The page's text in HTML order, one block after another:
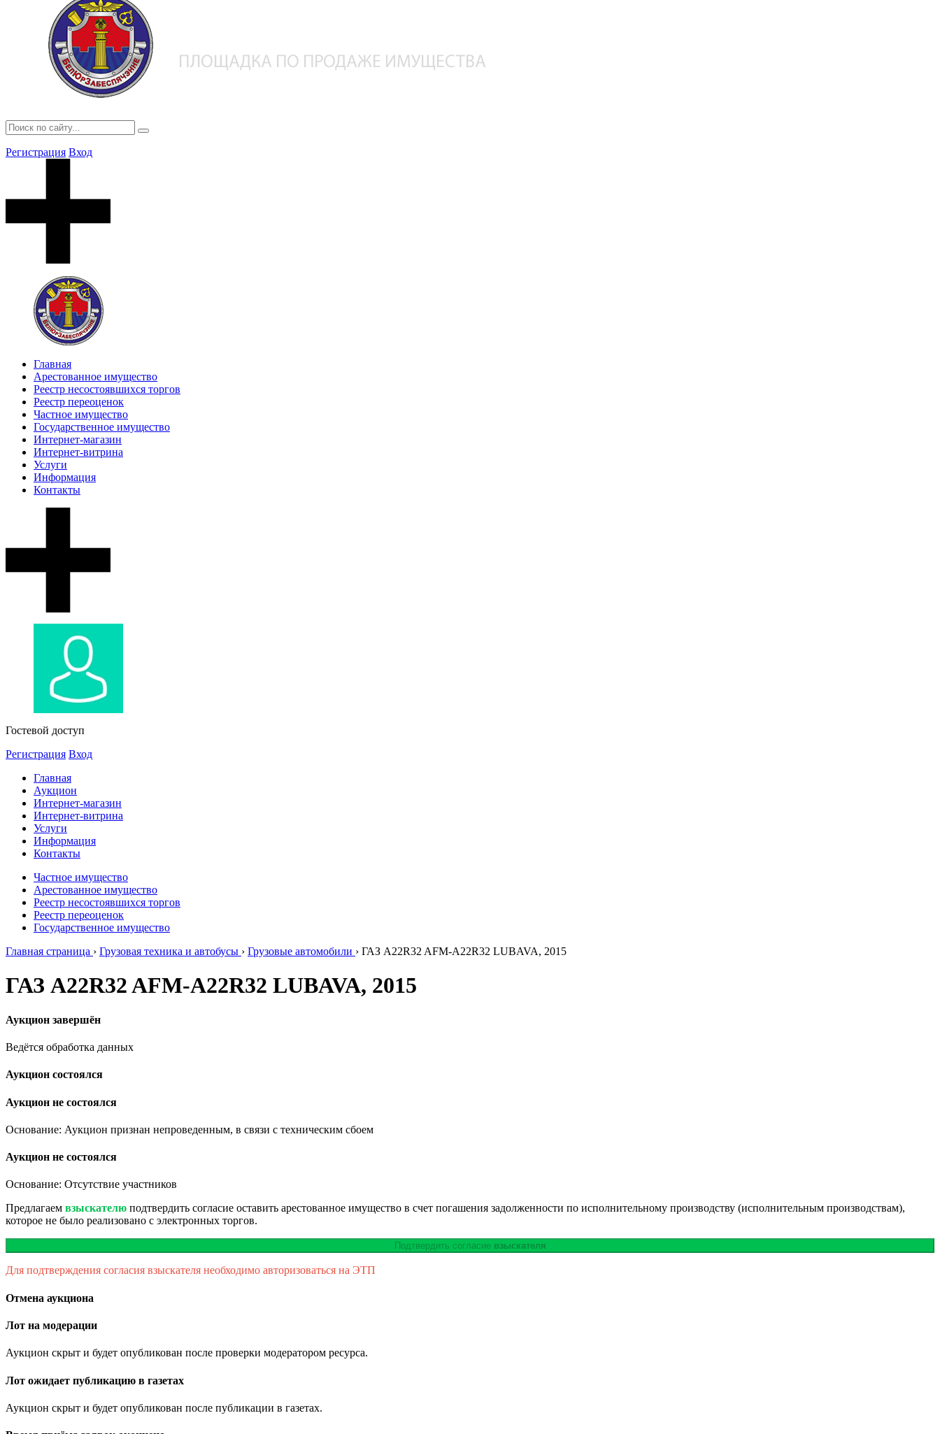
Регистрация Вход
Главная
Арестованное имущество
Реестр несостоявшихся торгов
Реестр переоценок
Частное имущество
Государственное имущество
Интернет-магазин
Интернет-витрина
Услуги
Информация
Контакты
Гостевой доступ
Регистрация Вход
Главная
Аукцион
Интернет-магазин
Интернет-витрина
Услуги
Информация
Контакты
Частное имущество
Арестованное имущество
Реестр несостоявшихся торгов
Реестр переоценок
Государственное имущество
Главная страница › Грузовая техника и автобусы › Грузовые автомобили › ГАЗ А22R32 AFM-A22R32 LUBAVA, 2015
ГАЗ А22R32 AFM-A22R32 LUBAVA, 2015
Аукцион завершён
Ведётся обработка данных
Аукцион состоялся
Аукцион не состоялся
Основание: Аукцион признан непроведенным, в связи с техническим сбоем
Аукцион не состоялся
Основание: Отсутствие участников
Предлагаем взыскателю подтвердить согласие оставить арестованное имущество в счет погашения задолженности по исполнительному производству (исполнительным производствам),
которое не было реализовано с электронных торгов.
Подтвердить согласие взыскателя
Для подтверждения согласия взыскателя необходимо авторизоваться на ЭТП
Отмена аукциона
Лот на модерации
Аукцион скрыт и будет опубликован после проверки модератором ресурса.
Лот ожидает публикацию в газетах
Аукцион скрыт и будет опубликован после публикации в газетах.